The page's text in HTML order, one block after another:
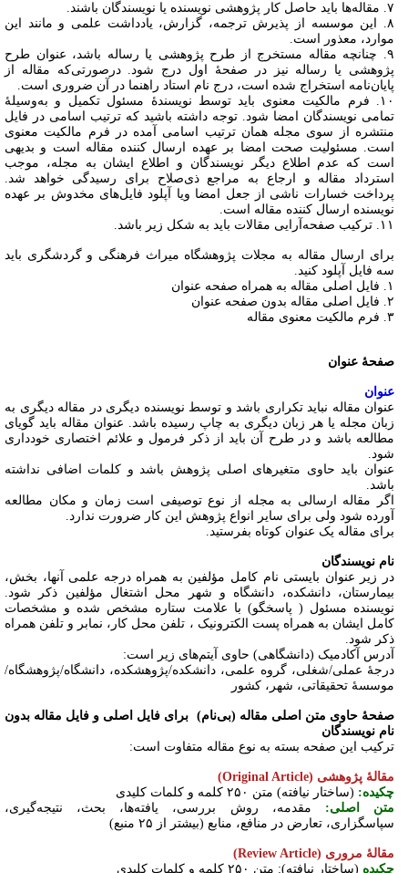
۸. این موسسه از پذیرش ترجمه، گزارش، یادداشت علمی و مانند این
موارد، معذور است.
۹. چنانچه مقاله مستخرج از طرح پژوهشی یا رساله باشد، عنوان طرح
پژوهشی یا رساله نیز در صفحۀ اول درج شود. درصورتی‌که مقاله از
پایان‌نامه استخراج شده است، درج نام استاد راهنما در آن ضروری است.
۱۰. فرم مالکیت معنوی باید توسط نویسندۀ مسئول تکمیل و به‌وسیلۀ
تمامی نویسندگان امضا شود. توجه داشته باشید که ترتیب اسامی در فایل
منتشره از سوی مجله همان ترتیب اسامی آمده در فرم مالکیت معنوی
است. مسئولیت صحت امضا بر عهده ارسال کننده مقاله است و بدیهی
است که عدم اطلاع دیگر نویسندگان و اطلاع ایشان به مجله، موجب
استرداد مقاله و ارجاع به مراجع ذی‌صلاح برای رسیدگی خواهد شد.
پرداخت خسارات ناشی از جعل امضا ویا آپلود فایل‌های مخدوش بر عهده
نویسنده ارسال کننده مقاله است.
۱۱. ترکیب صفحه‌آرایی مقالات باید به شکل زیر باشد.
برای ارسال مقاله به مجلات پژوهشگاه میراث فرهنگی و گردشگری باید
سه فایل آپلود کنید.
صفحۀ عنوان
عنوان
عنوان مقاله نباید تکراری باشد و توسط نویسنده دیگری در مقاله دیگری به
زبان مجله یا هر زبان دیگری به چاپ رسیده باشد. عنوان مقاله باید گویای
مطالعه باشد و در طرح آن باید از ذکر فرمول و علائم اختصاری خودداری
شود.
عنوان باید حاوی متغیرهای اصلی پژوهش باشد و کلمات اضافی نداشته
باشد.
اگر مقاله ارسالی به مجله از نوع توصیفی است زمان و مکان مطالعه
آورده شود ولی برای سایر انواع پژوهش این کار ضرورت ندارد.
برای مقاله یک عنوان کوتاه بفرستید.
نام نویسندگان
در زیر عنوان بایستی نام کامل مؤلفین به همراه درجه علمی آنها، بخش،
بیمارستان، دانشکده، دانشگاه و شهر محل اشتغال مؤلفین ذکر شود.
نویسنده مسئول ( پاسخگو) با علامت ستاره مشخص شده و مشخصات
کامل ایشان به همراه پست الکترونیک ، تلفن محل کار، نمابر و تلفن همراه
ذکر شود.
آدرس آکادمیک (دانشگاهی) حاوی آیتم‌های زیر است:
درجۀ عملی/شغلی، گروه علمی، دانشکده/پژوهشکده، دانشگاه/پژوهشگاه/
موسسۀ تحقیقاتی، شهر، کشور
صفحۀ حاوی متن اصلی مقاله (بی‌نام) برای فایل اصلی و فایل مقاله بدون
نام نویسندگان
ترکیب این صفحه بسته به نوع مقاله متفاوت است:
مقالۀ پژوهشی (Original Article)
چکیده: (ساختار نیافته) متن ۲۵۰ کلمه و کلمات کلیدی
متن اصلی: مقدمه، روش بررسی، یافته‌ها، بحث، نتیجه‌گیری،
سپاسگزاری، تعارض در منافع، منابع (بیشتر از ۲۵ منبع)
مقالۀ مروری (Review Article)
چکیده(ساختار نیافته): متن ۲۵۰ کلمه و کلمات کلیدی